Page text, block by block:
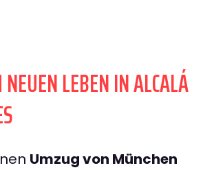
LEBEN IN ALCALÁ
Umzug von München